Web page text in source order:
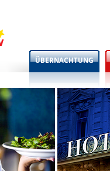
ÜBERNACHTUNG